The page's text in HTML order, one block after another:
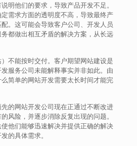
明他们的要求，导致产品开发不足。
需求方面的透明度不高，导致最终产
。这可能会导致客户公司、开发人员
都做出相互矛盾的解决方案，从长远
不能按时交付。客户期望网站建设是
服务公司未能解释事实并非如此。由
简单的网站开发需要太长时间才能完
的网站开发公司现在正通过不断改进
风险，并逐步消除反复出现的问题。
他们能够迅速解决并提供正确的解决
的具体需求。